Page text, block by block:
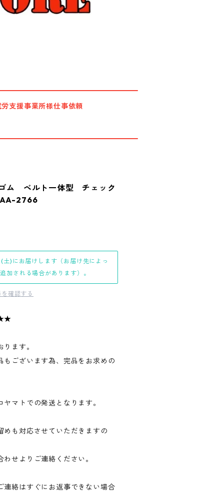
労支援事業所様仕事依頼
ム ベルト一体型 チェック
2766
)にお届けします（お届け先によっ
加される場合があります）。
確認する
ます。
ございます為、完品をお求めの
マトでの発送となります。
めも対応させていただきますの
せよりご連絡ください。
連絡はすぐにお返事できない場合